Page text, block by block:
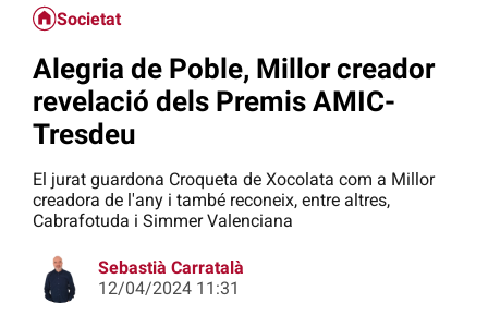
Societat
Alegria de Poble, Millor creador
revelació dels Premis AMIC-
Tresdeu
El jurat guardona Croqueta de Xocolata com a Millor
creadora de l'any i també reconeix, entre altres,
Cabrafotuda i Simmer Valenciana
Sebastià Carratalà
12/04/2024 11:31